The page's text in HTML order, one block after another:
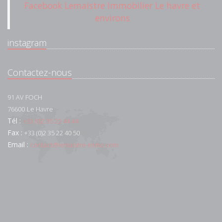
Facebook Lemaistre Immobilier Le havre et
environs
instagram
Contactez-nous
91 AV FOCH
76600 Le Havre
Tél : +33 (0)2 35 22 44 44
Fax : +33 (0)2 35 22 40 50
Email : contact@lemaistre-immo.com